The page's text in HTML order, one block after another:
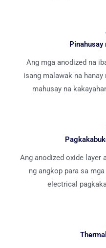
Ang mga anodized na
isang malawak na hanay
mahusay na
Ang anodized oxide layer
ng angkop para sa
electrical